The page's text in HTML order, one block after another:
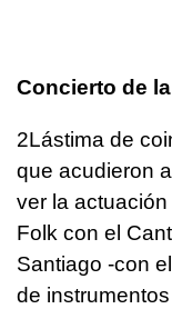
Concierto de
2Lástima de
que acudieron
ver la
Folk con el
Santiago -con
de